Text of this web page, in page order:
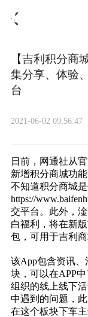
【吉利积分商
集分享、体验
台
2021-06-02 09:56:47
日前，网通社从
新增积分商城功
不知道积分商城
https://
交平台。此外，
白福利，将在新
包，可用于吉利
该App包含资讯
块，可以在APP
组织的线上线下
中遇到的问题，
在这个板块下车